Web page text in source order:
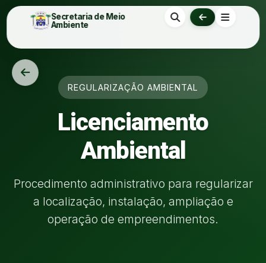
Secretaria de Meio
Ambiente
REGULARIZAÇÃO AMBIENTAL
Licenciamento
Ambiental
Procedimento administrativo para regularizar
a localização, instalação, ampliação e
operação de empreendimentos.